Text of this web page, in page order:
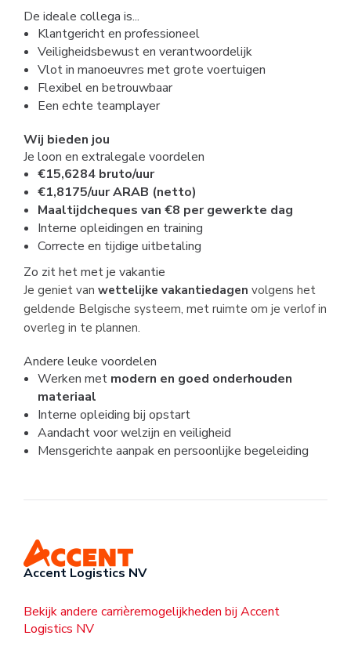
De ideale collega is...
Klantgericht en professioneel
Veiligheidsbewust en verantwoordelijk
Vlot in manoeuvres met grote voertuigen
Flexibel en betrouwbaar
Een echte teamplayer
Wij bieden jou
Je loon en extralegale voordelen
€15,6284 bruto/uur
€1,8175/uur ARAB (netto)
Maaltijdcheques van €8 per gewerkte dag
Interne opleidingen en training
Correcte en tijdige uitbetaling
Zo zit het met je vakantie
Je geniet van wettelijke vakantiedagen volgens het
geldende Belgische systeem, met ruimte om je verlof in
overleg in te plannen.
Andere leuke voordelen
Werken met modern en goed onderhouden
materiaal
Interne opleiding bij opstart
Aandacht voor welzijn en veiligheid
Mensgerichte aanpak en persoonlijke begeleiding
Accent Logistics NV
Bekijk andere carrièremogelijkheden bij Accent
Logistics NV